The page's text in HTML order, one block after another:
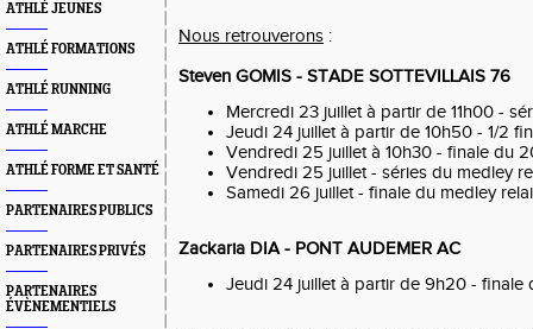
ATHLÉ JEUNES
ATHLÉ FORMATIONS
ATHLÉ RUNNING
ATHLÉ MARCHE
ATHLÉ FORME ET SANTÉ
PARTENAIRES PUBLICS
PARTENAIRES PRIVÉS
PARTENAIRES
ÉVÈNEMENTIELS
Nous retrouverons :
Steven GOMIS - STADE SOTTEVILLAIS 76
Mercredi 23 juillet à partir de 11h00 -
Jeudi 24 juillet à partir de 10h50 - 1/2
Vendredi 25 juillet à 10h30 - finale du
Vendredi 25 juillet - séries du medley
Samedi 26 juillet - finale du medley
Zackaria DIA - PONT AUDEMER AC
Jeudi 24 juillet à partir de 9h20 - finale